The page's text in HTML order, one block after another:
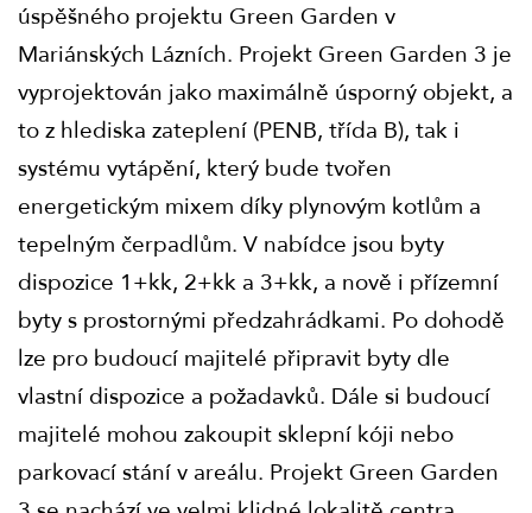
úspěšného projektu Green Garden v
Mariánských Lázních. Projekt Green Garden 3 je
vyprojektován jako maximálně úsporný objekt, a
to z hlediska zateplení (PENB, třída B), tak i
systému vytápění, který bude tvořen
energetickým mixem díky plynovým kotlům a
tepelným čerpadlům. V nabídce jsou byty
dispozice 1+kk, 2+kk a 3+kk, a nově i přízemní
byty s prostornými předzahrádkami. Po dohodě
lze pro budoucí majitelé připravit byty dle
vlastní dispozice a požadavků. Dále si budoucí
majitelé mohou zakoupit sklepní kóji nebo
parkovací stání v areálu. Projekt Green Garden